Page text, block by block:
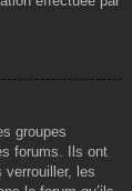
groupes
forums. Ils ont
verrouiller, les